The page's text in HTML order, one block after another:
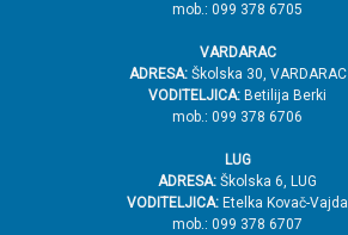
mob.: 099 378 6705
VARDARAC
ADRESA:Školska 30, VARDARAC
VODITELJICA: Betilija Berki
mob.: 099 378 6706
LUG
ADRESA: Školska 6, LUG
VODITELJICA: Etelka Kovač-Vajda
mob.: 099 378 6707